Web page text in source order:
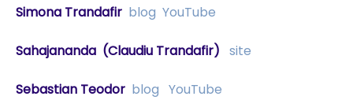
Simona Trandafir blog YouTube
Sahajananda (Claudiu Trandafir) site
Sebastian Teodor blog YouTube